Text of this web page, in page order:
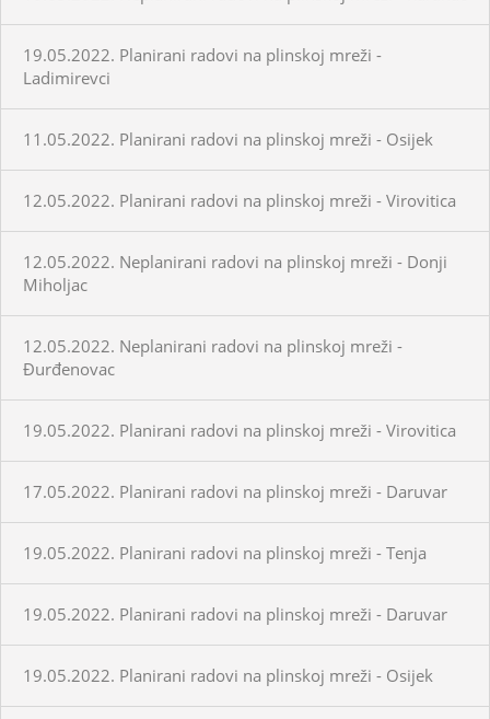
19.05.2022. Planirani radovi na plinskoj mreži -
Ladimirevci
11.05.2022. Planirani radovi na plinskoj mreži - Osijek
12.05.2022. Planirani radovi na plinskoj mreži - Virovitica
12.05.2022. Neplanirani radovi na plinskoj mreži - Donji
Miholjac
12.05.2022. Neplanirani radovi na plinskoj mreži -
Đurđenovac
19.05.2022. Planirani radovi na plinskoj mreži - Virovitica
17.05.2022. Planirani radovi na plinskoj mreži - Daruvar
19.05.2022. Planirani radovi na plinskoj mreži - Tenja
19.05.2022. Planirani radovi na plinskoj mreži - Daruvar
19.05.2022. Planirani radovi na plinskoj mreži - Osijek